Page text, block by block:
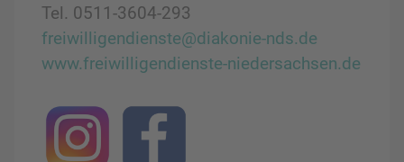
Tel. 0511-3604-293
freiwilligendienste@diakonie-nds.de
www.freiwilligendienste-niedersachsen.de